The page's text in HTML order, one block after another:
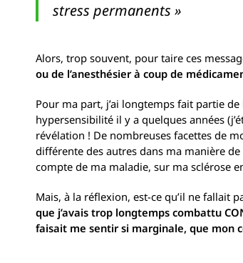
stress permanents »
Alors, trop souvent, pour taire ces
ou de l’anesthésier à coup de
Pour ma part, j’ai longtemps fait partie
hypersensibilité il y a quelques années
révélation ! De nombreuses facettes de
différente des autres dans ma manière
compte de ma maladie, sur ma sclérose
Mais, à la réflexion, est-ce qu’il ne fallait
que j’avais trop longtemps combattu
faisait me sentir si marginale, que mon